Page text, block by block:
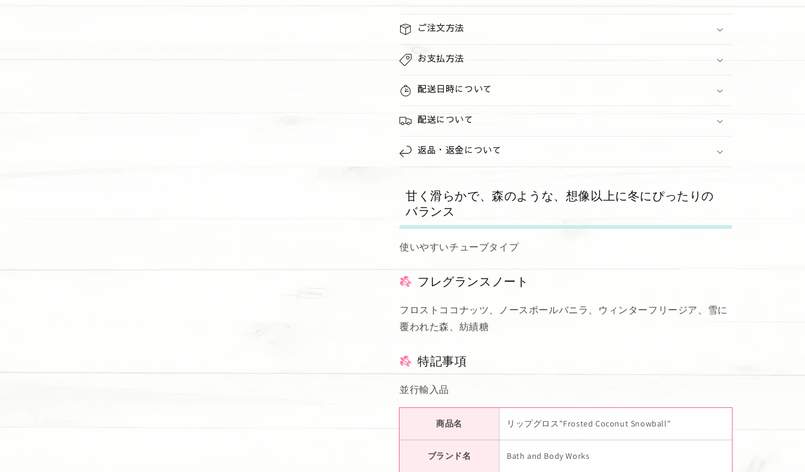
減
す
ご注文方法
お支払方法
配送日時について
配送について
返品・返金について
甘く滑らかで、森のような、想像以上に冬にぴったりの
バランス
使いやすいチューブタイプ
フレグランスノート
フロストココナッツ、ノースポールバニラ、ウィンターフリージア、雪に
覆われた森、紡績糖
特記事項
並行輸入品
商品名 リップグロス"Frosted Coconut Snowball"
ブランド名 Bath and Body Works